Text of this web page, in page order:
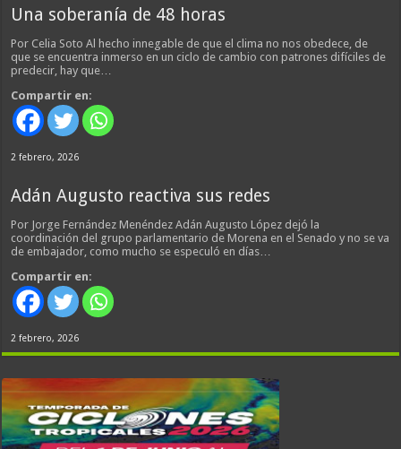
Una soberanía de 48 horas
Por Celia Soto Al hecho innegable de que el clima no nos obedece, de
que se encuentra inmerso en un ciclo de cambio con patrones difíciles de
predecir, hay que…
Compartir en:
2 febrero, 2026
Adán Augusto reactiva sus redes
Por Jorge Fernández Menéndez Adán Augusto López dejó la
coordinación del grupo parlamentario de Morena en el Senado y no se va
de embajador, como mucho se especuló en días…
Compartir en:
2 febrero, 2026